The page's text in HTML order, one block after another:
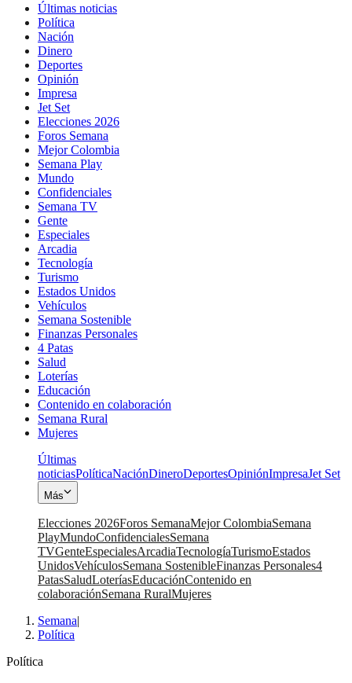
Últimas noticias
Política
Nación
Dinero
Deportes
Opinión
Impresa
Jet Set
Elecciones 2026
Foros Semana
Mejor Colombia
Semana Play
Mundo
Confidenciales
Semana TV
Gente
Especiales
Arcadia
Tecnología
Turismo
Estados Unidos
Vehículos
Semana Sostenible
Finanzas Personales
4 Patas
Salud
Loterías
Educación
Contenido en colaboración
Semana Rural
Mujeres
Últimas
noticiasPolíticaNaciónDineroDeportesOpiniónImpresaJet Set
Más
Elecciones 2026Foros SemanaMejor ColombiaSemana
PlayMundoConfidencialesSemana
TVGenteEspecialesArcadiaTecnologíaTurismoEstados
UnidosVehículosSemana SostenibleFinanzas Personales4
PatasSaludLoteríasEducaciónContenido en
colaboraciónSemana RuralMujeres
Semana|
Política
Política